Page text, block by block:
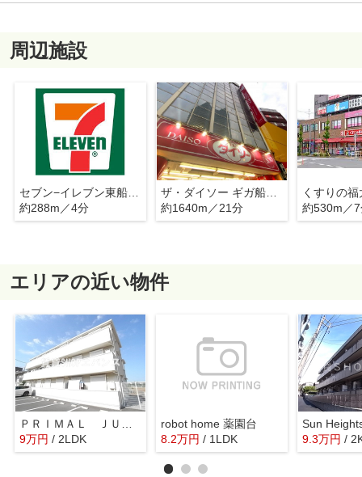
周辺施設
セブン−イレブン東船橋１丁目店
約288m／4分
ザ・ダイソー ギガ船橋店6F
約1640m／21分
くすりの福
約530m／
エリアの近い物件
ＰＲＩＭＡＬ ＪＵＰＩＴＥＲ
9万円 / 2LDK
robot home 薬園台
8.2万円 / 1LDK 9.3万円 /